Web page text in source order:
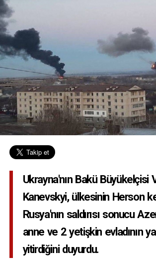
Ukrayna'nın Bakü Büyükelçisi
Kanevskyi, ülkesinin Herson
Rusya'nın saldırısı sonucu
anne ve 2 yetişkin evladının
yitirdiğini duyurdu.